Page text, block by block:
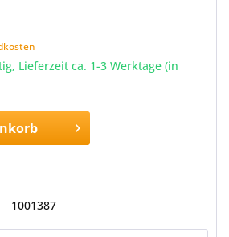
Lieferzeit ca. 1-3 Werktage (in
1001387